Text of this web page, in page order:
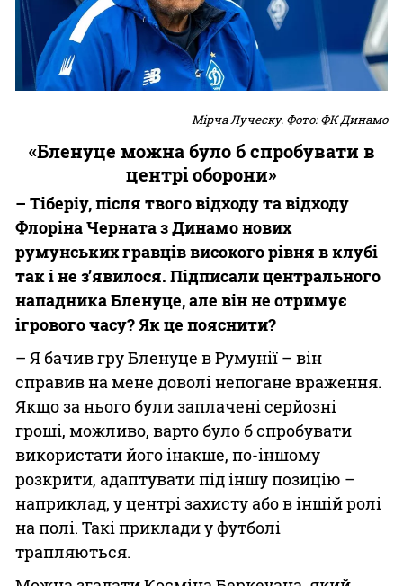
Мірча Луческу. Фото: ФК Динамо
«Бленуце можна було б спробувати в
центрі оборони»
– Тіберіу, після твого відходу та відходу
Флоріна Черната з Динамо нових
румунських гравців високого рівня в клубі
так і не з’явилося. Підписали центрального
нападника Бленуце, але він не отримує
ігрового часу? Як це пояснити?
– Я бачив гру Бленуце в Румунії – він
справив на мене доволі непогане враження.
Якщо за нього були заплачені серйозні
гроші, можливо, варто було б спробувати
використати його інакше, по-іншому
розкрити, адаптувати під іншу позицію –
наприклад, у центрі захисту або в іншій ролі
на полі. Такі приклади у футболі
трапляються.